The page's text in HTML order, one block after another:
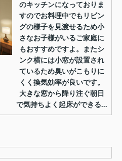
のキッチンになっておりま
すのでお料理中でもリビン
グの様子を見渡せるため小
さなお子様がいるご家庭に
もおすすめですよ。またシ
ンク横には小窓が設置され
ているため臭いがこもりに
くく換気効率が良いです。
大きな窓から降り注ぐ朝日
で気持ちよく起床ができる...